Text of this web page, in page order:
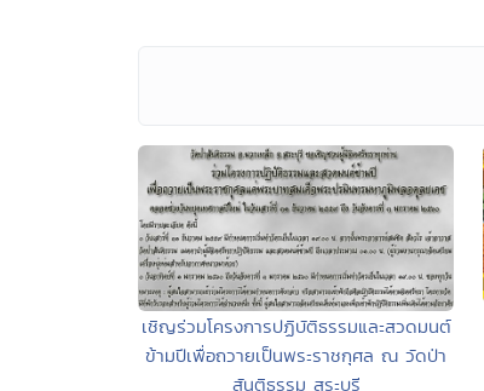
เชิญร่วมโครงการปฏิบัติธรรมและสวดมนต์
ข้ามปีเพื่อถวายเป็นพระราชกุศล ณ วัดป่า
สันติธรรม สระบุรี